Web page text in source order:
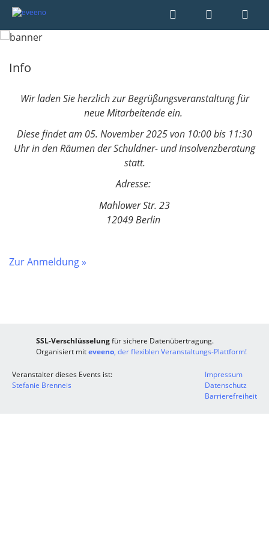
Info
Wir laden Sie herzlich zur Begrüßungsveranstaltung für
neue Mitarbeitende ein.
Diese findet am 05. November 2025 von 10:00 bis 11:30
Uhr in den Räumen der Schuldner- und Insolvenzberatung
statt.
Adresse:
Mahlower Str. 23
12049 Berlin
Zur Anmeldung »
SSL-Verschlüsselungfür sichere Datenübertragung.
Organisiert miteveeno, der flexiblen Veranstaltungs-Plattform!
Veranstalter dieses Events ist:
Stefanie Brenneis
Impressum
Datenschutz
Barrierefreiheit